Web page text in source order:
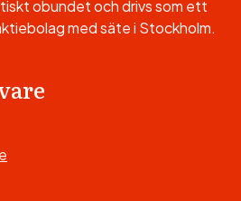
obundet och drivs som ett
med säte i Stockholm.